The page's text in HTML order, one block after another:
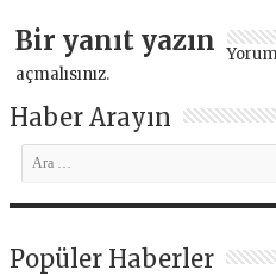
Bir yanıt yazın
açmalısınız.
Haber Arayın
Popüler Haberler